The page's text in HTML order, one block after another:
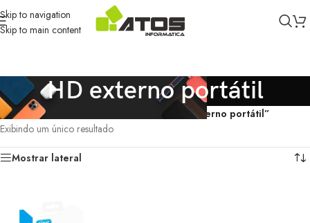
Skip to navigation
Skip to main content
HD externo portátil
Início/ Produtos marcados com a tag “HD externo portátil”
Exibindo um único resultado
Mostrar lateral